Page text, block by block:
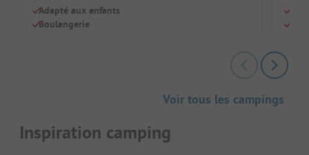
Adapté aux enfants
Boulangerie
Voir tous les campings
Inspiration camping